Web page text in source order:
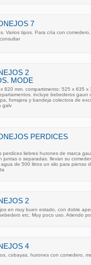
7
Varios tipos. Para cría con
2
MODE
820 mm. compartimento: 525 x 635 x
incluye bebederos gaun
forrajera y bandeja colectora de
galv
PERDICES
perdices liebres hurones de marca
juntas o separadas. llevan su
de 500 litros un silo para pienso
2
en muy buen estado, con doble
etc. Muy poco uso. Atiendo
4
cobayas, hurones con comedero,